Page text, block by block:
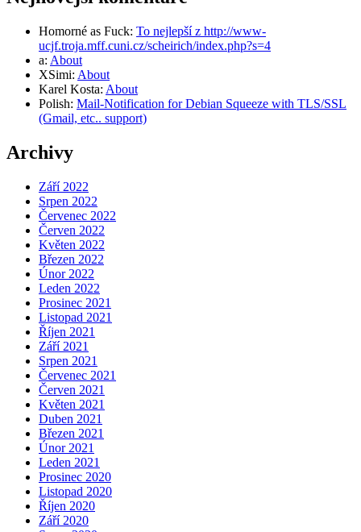
Homorné as Fuck: To nejlepší z http://www-
ucjf.troja.mff.cuni.cz/scheirich/index.php?s=4
a: About
XSimi: About
Karel Kosta: About
Polish: Mail-Notification for Debian Squeeze with TLS/SSL
(Gmail, etc.. support)
Archivy
Září 2022
Srpen 2022
Červenec 2022
Červen 2022
Květen 2022
Březen 2022
Únor 2022
Leden 2022
Prosinec 2021
Listopad 2021
Říjen 2021
Září 2021
Srpen 2021
Červenec 2021
Červen 2021
Květen 2021
Duben 2021
Březen 2021
Únor 2021
Leden 2021
Prosinec 2020
Listopad 2020
Říjen 2020
Září 2020